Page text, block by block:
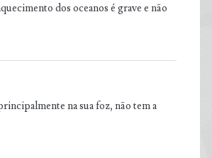
dos oceanos é grave e não
na sua foz, não tem a